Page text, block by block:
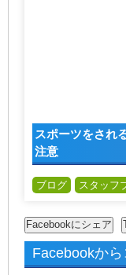
スポーツをされ
注意
ブログ スタッフ
Facebookか